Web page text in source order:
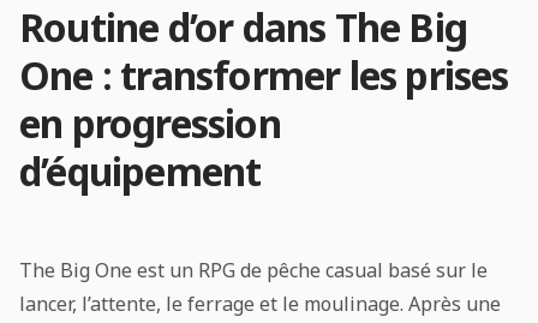
Routine d’or dans The Big
One : transformer les prises
en progression
d’équipement
The Big One est un RPG de pêche casual basé sur le
lancer, l’attente, le ferrage et le moulinage. Après une